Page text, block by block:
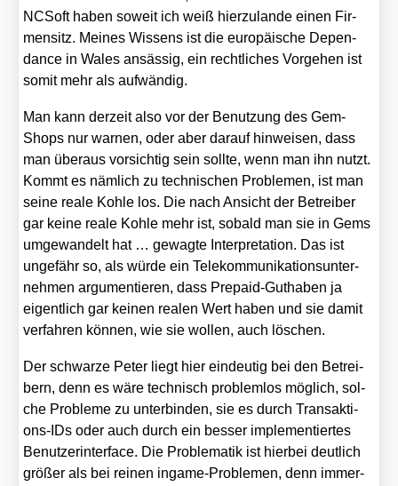
NCSoft haben soweit ich weiß hier­zu­lan­de einen Fir­
men­sitz. Mei­nes Wis­sens ist die euro­päi­sche Depen­
dance in Wales ansäs­sig, ein recht­li­ches Vor­ge­hen ist
somit mehr als auf­wän­dig.
Man kann der­zeit also vor der Benut­zung des Gem-
Shops nur war­nen, oder aber dar­auf hin­wei­sen, dass
man über­aus vor­sich­tig sein soll­te, wenn man ihn nutzt.
Kommt es näm­lich zu tech­ni­schen Pro­ble­men, ist man
sei­ne rea­le Koh­le los. Die nach Ansicht der Betrei­ber
gar kei­ne rea­le Koh­le mehr ist, sobald man sie in Gems
umge­wan­delt hat … gewag­te Inter­pre­ta­ti­on. Das ist
unge­fähr so, als wür­de ein Tele­kom­mu­ni­ka­ti­ons­un­ter­
neh­men argu­men­tie­ren, dass Pre­paid-Gut­ha­ben ja
eigent­lich gar kei­nen rea­len Wert haben und sie damit
ver­fah­ren kön­nen, wie sie wol­len, auch löschen.
Der schwar­ze Peter liegt hier ein­deu­tig bei den Betrei­
bern, denn es wäre tech­nisch pro­blem­los mög­lich, sol­
che Pro­ble­me zu unter­bin­den, sie es durch Trans­ak­ti­
ons-IDs oder auch durch ein bes­ser imple­men­tier­tes
Benut­zer­inter­face. Die Pro­ble­ma­tik ist hier­bei deut­lich
grö­ßer als bei rei­nen ingame-Pro­ble­men, denn immer­